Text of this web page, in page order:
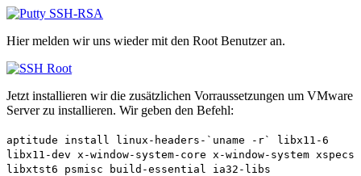
Hier melden wir uns wieder mit den Root Benutzer an.
Jetzt installieren wir die zusätzlichen Vorraussetzungen um VMware
Server zu installieren. Wir geben den Befehl:
aptitude install linux-headers-`uname -r` libx11-6
libx11-dev x-window-system-core x-window-system xspecs
libxtst6 psmisc build-essential ia32-libs